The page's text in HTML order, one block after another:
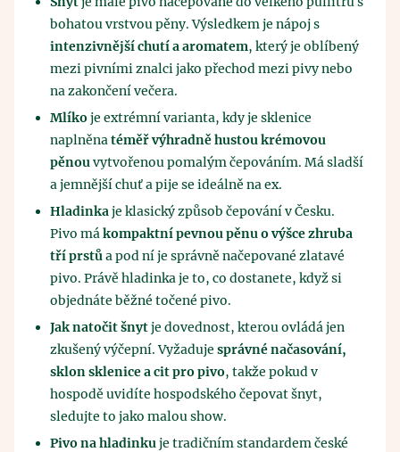
bohatou vrstvou pěny. Výsledkem je nápoj s
intenzivnější chutí a aromatem, který je oblíbený
mezi pivními znalci jako přechod mezi pivy nebo
na zakončení večera.
Mlíkoje extrémní varianta, kdy je sklenice
naplněnatéměř výhradně hustou krémovou
pěnouvytvořenou pomalým čepováním. Má sladší
a jemnější chuť a pije se ideálně na ex.
Hladinkaje klasický způsob čepování v Česku.
Pivo mákompaktní pevnou pěnu o výšce zhruba
tří prstůa pod ní je správně načepované zlatavé
pivo. Právě hladinka je to, co dostanete, když si
objednáte běžné točené pivo.
Jak natočit šnytje dovednost, kterou ovládá jen
zkušený výčepní. Vyžaduje správné načasování,
sklon sklenice a cit pro pivo, takže pokud v
hospodě uvidíte hospodského čepovat šnyt,
sledujte to jako malou show.
Pivo na hladinkuje tradičním standardem české